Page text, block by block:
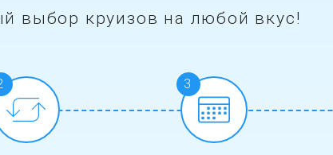
выбор круизов на любой вкус!
3